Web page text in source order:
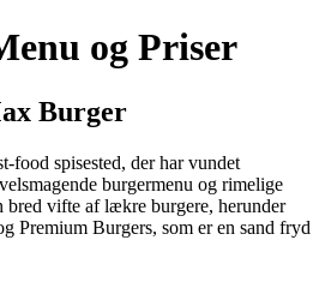
og Priser
Burger
food spisested, der har vundet
burgermenu og rimelige
vifte af lækre burgere, herunder
Premium Burgers, som er en sand fryd